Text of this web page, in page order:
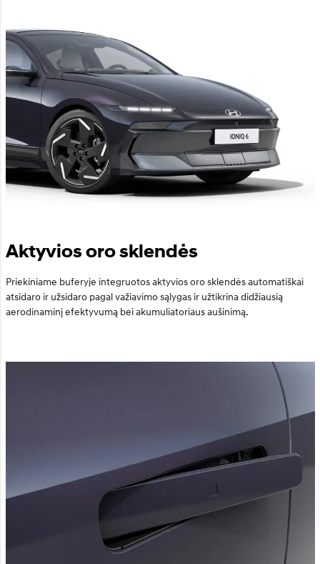
Aktyvios oro sklendės
Priekiniame buferyje integruotos aktyvios oro sklendės automatiškai
atsidaro ir užsidaro pagal važiavimo sąlygas ir užtikrina didžiausią
aerodinaminį efektyvumą bei akumuliatoriaus aušinimą.